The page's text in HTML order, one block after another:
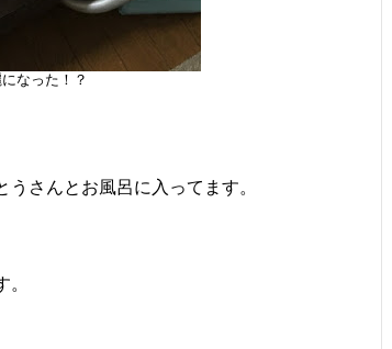
なった！？
さんとお風呂に入ってます。